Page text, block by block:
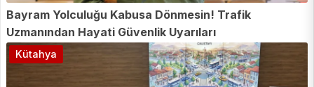
Bayram Yolculuğu Kabusa Dönmesin! Trafik
Uzmanından Hayati Güvenlik Uyarıları
Kütahya